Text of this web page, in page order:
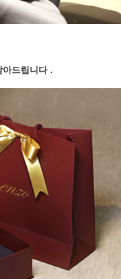
드립니다 .